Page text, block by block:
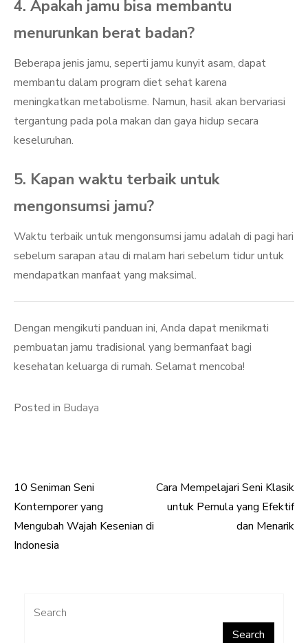
4. Apakah jamu bisa membantu
menurunkan berat badan?
Beberapa jenis jamu, seperti jamu kunyit asam, dapat
membantu dalam program diet sehat karena
meningkatkan metabolisme. Namun, hasil akan bervariasi
tergantung pada pola makan dan gaya hidup secara
keseluruhan.
5. Kapan waktu terbaik untuk
mengonsumsi jamu?
Waktu terbaik untuk mengonsumsi jamu adalah di pagi hari
sebelum sarapan atau di malam hari sebelum tidur untuk
mendapatkan manfaat yang maksimal.
Dengan mengikuti panduan ini, Anda dapat menikmati
pembuatan jamu tradisional yang bermanfaat bagi
kesehatan keluarga di rumah. Selamat mencoba!
Posted in Budaya
Post
navigation
10 Seniman Seni
Kontemporer yang
Mengubah Wajah Kesenian di
Indonesia
Cara Mempelajari Seni Klasik
untuk Pemula yang Efektif
dan Menarik
Search
Search